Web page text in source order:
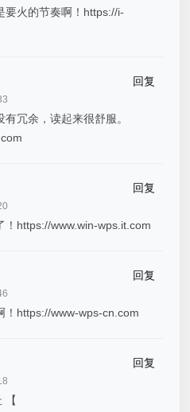
要火的节奏啊！https://i-
回复
冗余，读起来很舒服。
回复
！https://www.win-wps.it.com
回复
！https://www-wps-cn.com
回复
【